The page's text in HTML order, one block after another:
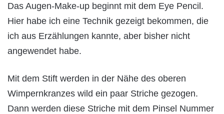
Das Augen-Make-up beginnt mit dem Eye Pencil.
Hier habe ich eine Technik gezeigt bekommen, die
ich aus Erzählungen kannte, aber bisher nicht
angewendet habe.
Mit dem Stift werden in der Nähe des oberen
Wimpernkranzes wild ein paar Striche gezogen.
Dann werden diese Striche mit dem Pinsel Nummer